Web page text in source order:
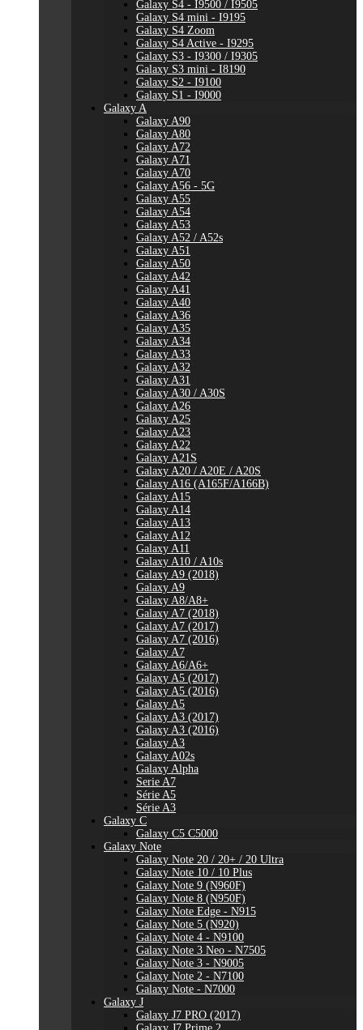
Galaxy S4 - I9500 / I9505
Galaxy S4 mini - I9195
Galaxy S4 Zoom
Galaxy S4 Active - I9295
Galaxy S3 - I9300 / I9305
Galaxy S3 mini - I8190
Galaxy S2 - I9100
Galaxy S1 - I9000
Galaxy A
Galaxy A90
Galaxy A80
Galaxy A72
Galaxy A71
Galaxy A70
Galaxy A56 - 5G
Galaxy A55
Galaxy A54
Galaxy A53
Galaxy A52 / A52s
Galaxy A51
Galaxy A50
Galaxy A42
Galaxy A41
Galaxy A40
Galaxy A36
Galaxy A35
Galaxy A34
Galaxy A33
Galaxy A32
Galaxy A31
Galaxy A30 / A30S
Galaxy A26
Galaxy A25
Galaxy A23
Galaxy A22
Galaxy A21S
Galaxy A20 / A20E / A20S
Galaxy A16 (A165F/A166B)
Galaxy A15
Galaxy A14
Galaxy A13
Galaxy A12
Galaxy A11
Galaxy A10 / A10s
Galaxy A9 (2018)
Galaxy A9
Galaxy A8/A8+
Galaxy A7 (2018)
Galaxy A7 (2017)
Galaxy A7 (2016)
Galaxy A7
Galaxy A6/A6+
Galaxy A5 (2017)
Galaxy A5 (2016)
Galaxy A5
Galaxy A3 (2017)
Galaxy A3 (2016)
Galaxy A3
Galaxy A02s
Galaxy Alpha
Serie A7
Série A5
Série A3
Galaxy C
Galaxy C5 C5000
Galaxy Note
Galaxy Note 20 / 20+ / 20 Ultra
Galaxy Note 10 / 10 Plus
Galaxy Note 9 (N960F)
Galaxy Note 8 (N950F)
Galaxy Note Edge - N915
Galaxy Note 5 (N920)
Galaxy Note 4 - N9100
Galaxy Note 3 Neo - N7505
Galaxy Note 3 - N9005
Galaxy Note 2 - N7100
Galaxy Note - N7000
Galaxy J
Galaxy J7 PRO (2017)